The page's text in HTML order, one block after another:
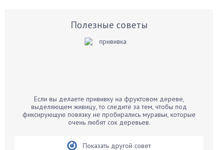
Бархатцы
Бегония
Полезные советы
Если вы делаете прививку на фруктовом дереве,
выделяющем живицу, то следите за тем, чтобы под
фиксирующую повязку не пробирались муравьи, которые
очень любят сок деревьев.
Показать другой совет